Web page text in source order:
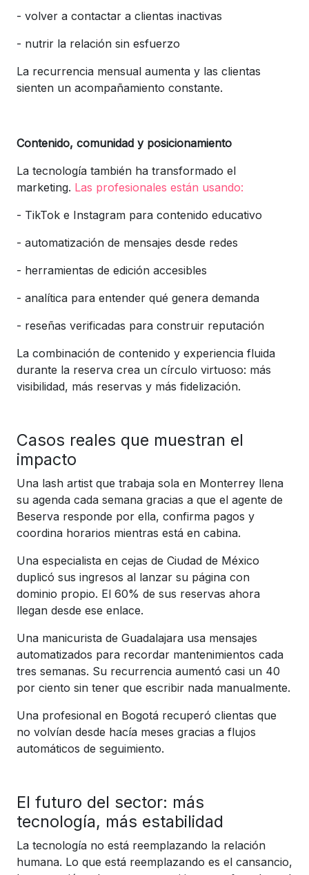
- volver a contactar a clientas inactivas
- nutrir la relación sin esfuerzo
La recurrencia mensual aumenta y las clientas
sienten un acompañamiento constante.
Contenido, comunidad y posicionamiento
La tecnología también ha transformado el
marketing. Las profesionales están usando:
- TikTok e Instagram para contenido educativo
- automatización de mensajes desde redes
- herramientas de edición accesibles
- analítica para entender qué genera demanda
- reseñas verificadas para construir reputación
La combinación de contenido y experiencia fluida
durante la reserva crea un círculo virtuoso: más
visibilidad, más reservas y más fidelización.
Casos reales que muestran el
impacto
Una lash artist que trabaja sola en Monterrey llena
su agenda cada semana gracias a que el agente de
Beserva responde por ella, confirma pagos y
coordina horarios mientras está en cabina.
Una especialista en cejas de Ciudad de México
duplicó sus ingresos al lanzar su página con
dominio propio. El 60% de sus reservas ahora
llegan desde ese enlace.
Una manicurista de Guadalajara usa mensajes
automatizados para recordar mantenimientos cada
tres semanas. Su recurrencia aumentó casi un 40
por ciento sin tener que escribir nada manualmente.
Una profesional en Bogotá recuperó clientas que
no volvían desde hacía meses gracias a flujos
automáticos de seguimiento.
El futuro del sector: más
tecnología, más estabilidad
La tecnología no está reemplazando la relación
humana. Lo que está reemplazando es el cansancio,